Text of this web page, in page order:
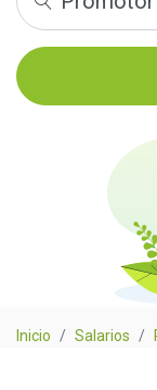
Inicio Salarios